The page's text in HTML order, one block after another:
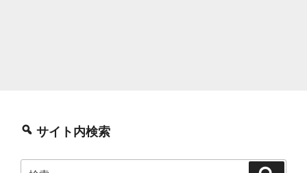
サイト内検索